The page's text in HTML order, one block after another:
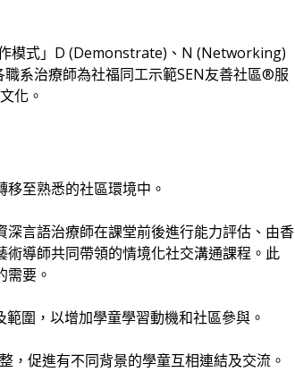
模式」D (Demonstrate)、N (Networking)
系治療師為社福同工示範SEN友善社區®服
化。
至熟悉的社區環境中。
言語治療師在課堂前後進行能力評估、由香
導師共同帶領的情境化社交溝通課程。此
要。
圍，以增加學童學習動機和社區參與。
，促進有不同背景的學童互相連結及交流。